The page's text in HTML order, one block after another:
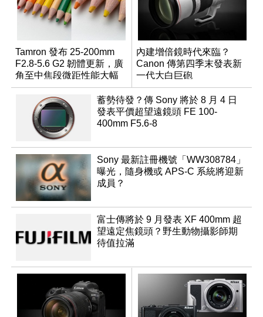
Tamron 發布 25-200mm
F2.8-5.6 G2 韌體更新，廣
角至中焦段微距性能大幅
升級
內建增倍鏡時代來臨？
Canon 傳第四季末發表新
一代大白巨砲
蓄勢待發？傳 Sony 將於 8 月 4 日
發表平價超望遠鏡頭 FE 100-
400mm F5.6-8
Sony 最新註冊機號「WW308784」
曝光，隨身機或 APS-C 系統將迎新
成員？
富士傳將於 9 月發表 XF 400mm 超
望遠定焦鏡頭？野生動物攝影師期
待值拉滿